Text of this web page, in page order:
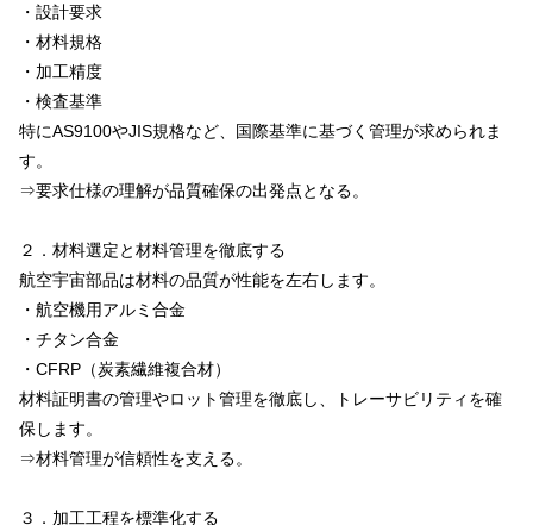
・設計要求
・材料規格
・加工精度
・検査基準
特にAS9100やJIS規格など、国際基準に基づく管理が求められま
す。
⇒要求仕様の理解が品質確保の出発点となる。
２．材料選定と材料管理を徹底する
航空宇宙部品は材料の品質が性能を左右します。
・航空機用アルミ合金
・チタン合金
・CFRP（炭素繊維複合材）
材料証明書の管理やロット管理を徹底し、トレーサビリティを確
保します。
⇒材料管理が信頼性を支える。
３．加工工程を標準化する